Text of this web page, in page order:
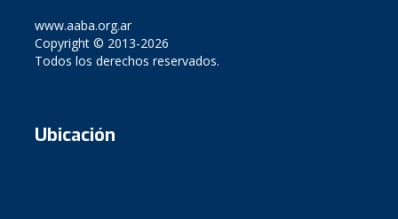
www.aaba.org.ar
Copyright © 2013-2026
Todos los derechos reservados.
Ubicación